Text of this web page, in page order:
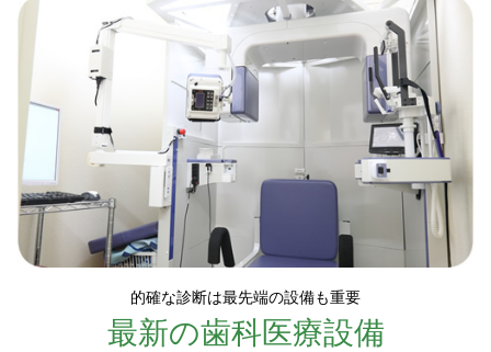
的確な診断は最先端の設備も重要
最新の歯科医療設備